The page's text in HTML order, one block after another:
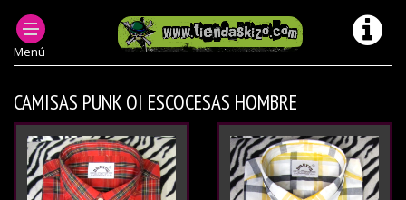
Menú
ROPA PUNK HOMBRE
CAMISAS PUNK OI ESCOCESAS HOMBRE